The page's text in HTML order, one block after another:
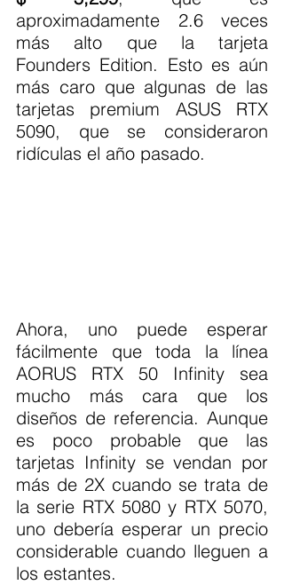
aproximadamente 2.6 veces
más alto que la tarjeta
Founders Edition. Esto es aún
más caro que algunas de las
tarjetas premium ASUS RTX
5090, que se consideraron
ridículas el año pasado.
Ahora, uno puede esperar
fácilmente que toda la línea
AORUS RTX 50 Infinity sea
mucho más cara que los
diseños de referencia. Aunque
es poco probable que las
tarjetas Infinity se vendan por
más de 2X cuando se trata de
la serie RTX 5080 y RTX 5070,
uno debería esperar un precio
considerable cuando lleguen a
los estantes.